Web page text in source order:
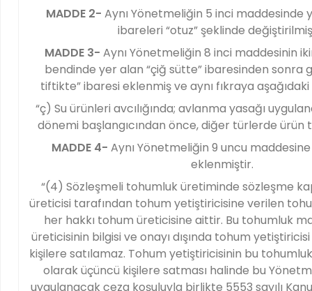
MADDE 2- Aynı Yönetmeliğin 5 inci maddesinde
ibareleri “otuz” şeklinde
MADDE 3- Aynı Yönetmeliğin 8 inci maddesinin
bendinde yer alan “çiğ sütte” ibaresinden sonra
tiftikte” ibaresi eklenmiş ve aynı fıkraya
“ç) Su ürünleri avcılığında; avlanma yasağı
dönemi başlangıcından önce, diğer türlerde ürün
MADDE 4- Aynı Yönetmeliğin 9 uncu maddesine
eklenmiştir.
“(4) Sözleşmeli tohumluk üretiminde sözleşme
üreticisi tarafından tohum yetiştiricisine verilen
her hakkı tohum üreticisine aittir. Bu tohumluk
üreticisinin bilgisi ve onayı dışında tohum
kişilere satılamaz. Tohum yetiştiricisinin bu
olarak üçüncü kişilere satması halinde bu
uygulanacak ceza koşuluyla birlikte 5553 sayılı